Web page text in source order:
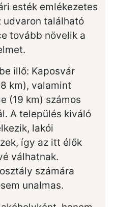
esték emlékezetes
udvaron található
tovább növelik a
illő: Kaposvár
km), valamint
(19 km) számos
A település kiváló
lakói
így az itt élők
válhatnak.
számára
unalmas.